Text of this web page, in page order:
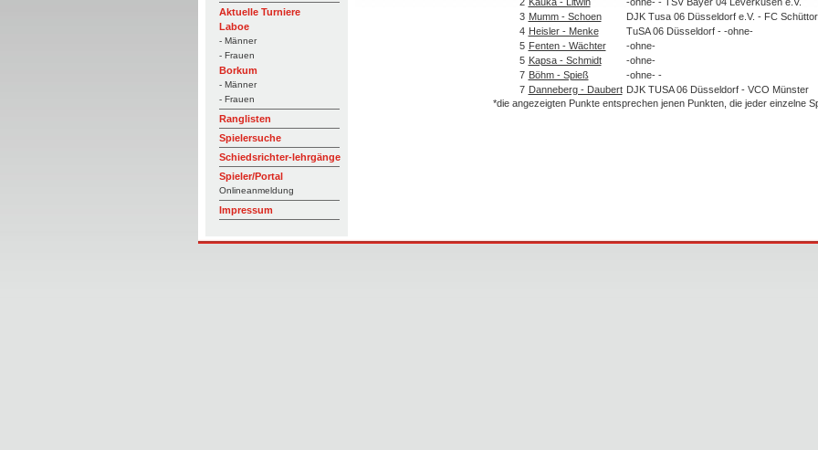
Aktuelle Turniere
Laboe
- Männer
- Frauen
Borkum
- Männer
- Frauen
Ranglisten
Spielersuche
Schiedsrichter-lehrgänge
Spieler/Portal
Onlineanmeldung
Impressum
3 Mumm - Schoen DJK Tusa 06 Düsseldorf e.V. - FC
4 Heisler - Menke TuSA 06 Düsseldorf - -ohne-
5 Fenten - Wächter -ohne-
5 Kapsa - Schmidt -ohne-
7 Böhm - Spieß
-ohne- -
7 Danneberg - Daubert DJK TUSA 06 Düsseldorf - VCO Münster
*die angezeigten Punkte entsprechen jenen Punkten, die jeder einzelne